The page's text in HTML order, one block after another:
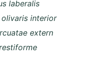
laberalis
olivaris interior
extern